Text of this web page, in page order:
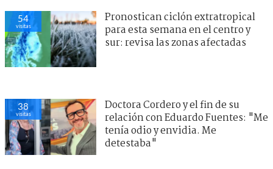
54
visitas
Pronostican ciclón extratropical
para esta semana en el centro y
sur: revisa las zonas afectadas
38
visitas
Doctora Cordero y el fin de su
relación con Eduardo Fuentes: "Me
tenía odio y envidia. Me
detestaba"